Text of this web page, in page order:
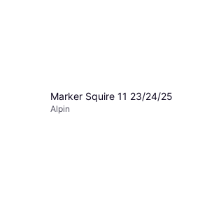
Marker Squire 11 23/24/25
Alpin